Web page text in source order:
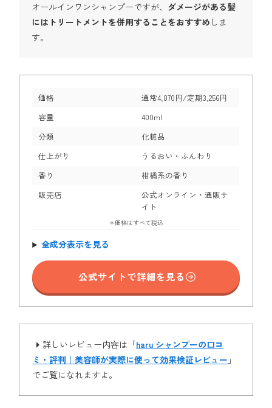
オールインワンシャンプーですが、 ダメージがある髪
にはトリートメントを併用することをおすすめ しま
す。
価格
通常4,070円/定期3,256円
容量
400ml
分類
化粧品
仕上がり
うるおい・ふんわり
香り
柑橘系の香り
販売店
公式オンライン・通販サ
イト
＊価格はすべて税込
全成分表示を見る
公式サイトで詳細を見る
詳しいレビュー内容は「haru シャンプーの口コ
ミ・評判｜美容師が実際に使って効果検証レビュー 」
でご覧になれますよ。